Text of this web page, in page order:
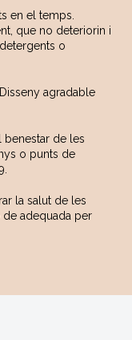
en el temps.
que no deteriorin i
o
agradable
benestar de les
o punts de
la salut de les
adequada per